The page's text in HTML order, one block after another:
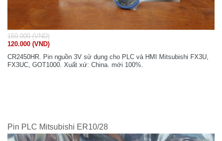
150.000 (VND)
120.000 (VND)
CR2450HR. Pin nguồn 3V sử dụng cho PLC và HMI Mitsubishi FX3U,
FX3UC, GOT1000. Xuất xứ: China. mới 100%.
Pin PLC Mitsubishi ER10/28